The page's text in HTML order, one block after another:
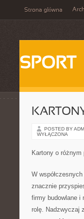
Strona główna
SPORT
POSTED BY
WYŁĄCZONA
Kartony o różnym
W
znacznie
firmy budowlane i
rolę. Nadzwyczaj